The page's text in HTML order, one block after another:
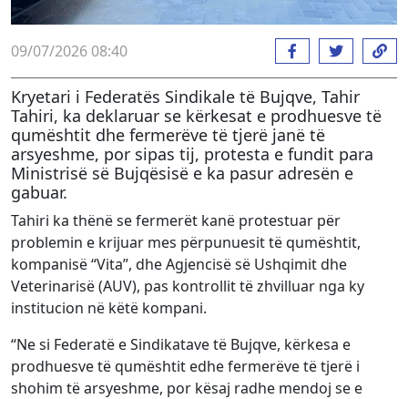
09/07/2026 08:40
Kryetari i Federatës Sindikale të Bujqve, Tahir
Tahiri, ka deklaruar se kërkesat e prodhuesve të
qumështit dhe fermerëve të tjerë janë të
arsyeshme, por sipas tij, protesta e fundit para
Ministrisë së Bujqësisë e ka pasur adresën e
gabuar.
Tahiri ka thënë se fermerët kanë protestuar për
problemin e krijuar mes përpunuesit të qumështit,
kompanisë “Vita”, dhe Agjencisë së Ushqimit dhe
Veterinarisë (AUV), pas kontrollit të zhvilluar nga ky
institucion në këtë kompani.
“Ne si Federatë e Sindikatave të Bujqve, kërkesa e
prodhuesve të qumështit edhe fermerëve të tjerë i
shohim të arsyeshme, por kësaj radhe mendoj se e